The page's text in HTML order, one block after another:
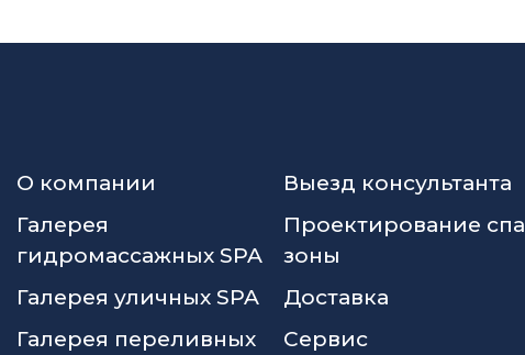
О компании
Галерея
гидромассажных SPA
Галерея уличных SPA
Галерея переливных
Выезд консультанта
Проектирование спа
зоны
Доставка
Сервис